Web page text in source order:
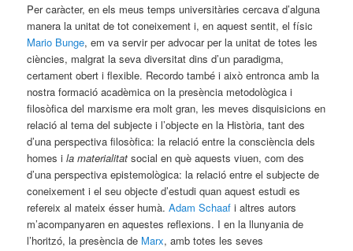
Per caràcter, en els meus temps universitàries cercava d’alguna
manera la unitat de tot coneixement i, en aquest sentit, el físic
Mario Bunge, em va servir per advocar per la unitat de totes les
ciències, malgrat la seva diversitat dins d’un paradigma,
certament obert i flexible. Recordo també i això entronca amb la
nostra formació acadèmica on la presència metodològica i
filosòfica del marxisme era molt gran, les meves disquisicions en
relació al tema del subjecte i l’objecte en la Història, tant des
d’una perspectiva filosòfica: la relació entre la consciència dels
homes ila materialitat social en què aquests viuen, com des
d’una perspectiva epistemològica: la relació entre el subjecte de
coneixement i el seu objecte d’estudi quan aquest estudi es
refereix al mateix ésser humà.Adam Schaaf i altres autors
m’acompanyaren en aquestes reflexions. I en la llunyania de
l’horitzó, la presència de Marx, amb totes les seves